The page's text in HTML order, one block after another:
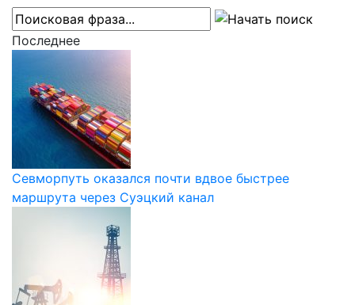
Последнее
Севморпуть оказался почти вдвое быстрее
маршрута через Суэцкий канал